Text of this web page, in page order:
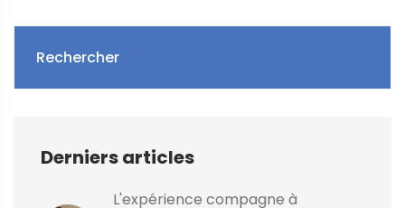
Rechercher
Derniers articles
L'expérience compagne à